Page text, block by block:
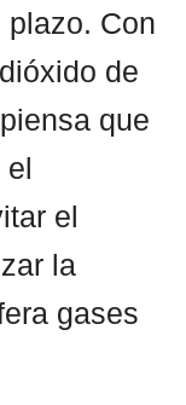
plazo. Con
de
que
el
el
la
gases